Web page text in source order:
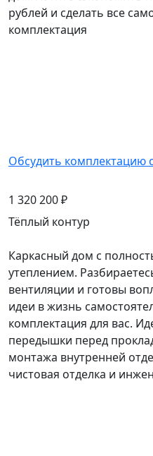
рублей и сделать все
комплектация
Обсудить комплектацию
1 320 200 ₽
Тёплый контур
Каркасный дом с
утеплением.
вентиляции и готовы
идеи в жизнь
комплектация для вас.
передышки перед
монтажа внутренней
чистовая отделка и